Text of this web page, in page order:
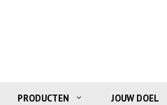
PRODUCTEN JOUW DOEL